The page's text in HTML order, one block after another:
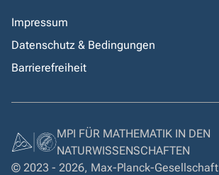
Impressum
Datenschutz & Bedingungen
Barrierefreiheit
MPI FÜR MATHEMATIK IN DEN
NATURWISSENSCHAFTEN
© 2023 - 2026, Max-Planck-Gesellschaft